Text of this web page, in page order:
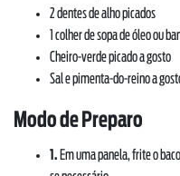
2 dentes de alho picados
1 colher de sopa de óleo ou
Cheiro-verde picado a gosto
Sal e pimenta-do-reino a
Modo de Preparo
1. Em uma panela, frite o